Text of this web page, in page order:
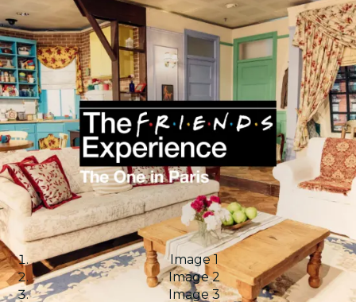
Image 1
Image 2
Image 3